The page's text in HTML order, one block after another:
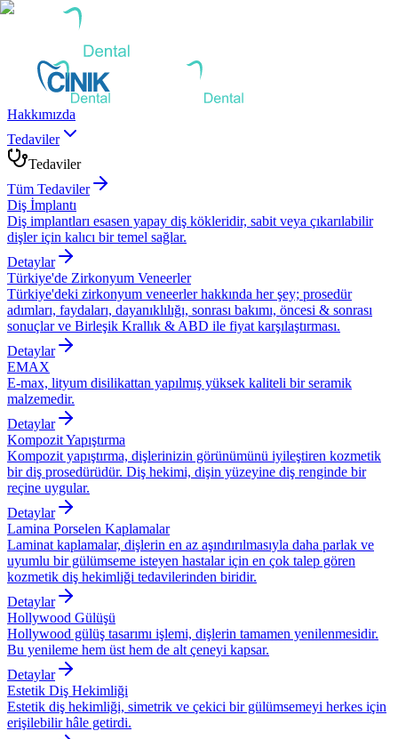
Hakkımızda
Tedaviler
Tedaviler
Tüm Tedaviler
Diş İmplantı
Diş implantları esasen yapay diş kökleridir, sabit veya çıkarılabilir
dişler için kalıcı bir temel sağlar.
Detaylar
Türkiye'de Zirkonyum Veneerler
Türkiye'deki zirkonyum veneerler hakkında her şey; prosedür
adımları, faydaları, dayanıklılığı, sonrası bakımı, öncesi & sonrası
sonuçlar ve Birleşik Krallık & ABD ile fiyat karşılaştırması.
Detaylar
EMAX
E-max, lityum disilikattan yapılmış yüksek kaliteli bir seramik
malzemedir.
Detaylar
Kompozit Yapıştırma
Kompozit yapıştırma, dişlerinizin görünümünü iyileştiren kozmetik
bir diş prosedürüdür. Diş hekimi, dişin yüzeyine diş renginde bir
reçine uygular.
Detaylar
Lamina Porselen Kaplamalar
Laminat kaplamalar, dişlerin en az aşındırılmasıyla daha parlak ve
uyumlu bir gülümseme isteyen hastalar için en çok talep gören
kozmetik diş hekimliği tedavilerinden biridir.
Detaylar
Hollywood Gülüşü
Hollywood gülüş tasarımı işlemi, dişlerin tamamen yenilenmesidir.
Bu yenileme hem üst hem de alt çeneyi kapsar.
Detaylar
Estetik Diş Hekimliği
Estetik diş hekimliği, simetrik ve çekici bir gülümsemeyi herkes için
erişilebilir hâle getirdi.